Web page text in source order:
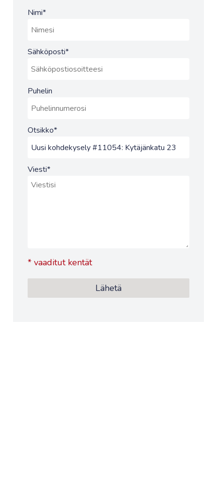
Nimi*
Sähköposti*
Puhelin
Otsikko*
Viesti*
*vaaditut kentät